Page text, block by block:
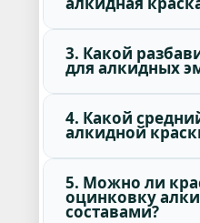
3. Какой
для алкидных
4. Какой
алкидной
5. Можно ли
оцинковку
составами?